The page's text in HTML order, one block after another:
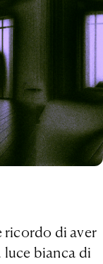
ricordo di aver
bianca di